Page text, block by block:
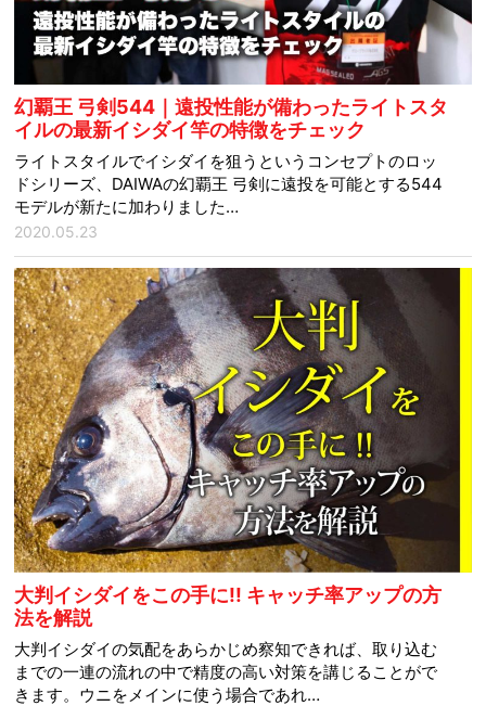
幻覇王 弓剣544｜遠投性能が備わったライトスタ
イルの最新イシダイ竿の特徴をチェック
ライトスタイルでイシダイを狙うというコンセプトのロッ
ドシリーズ、DAIWAの幻覇王 弓剣に遠投を可能とする544
モデルが新たに加わりました…
2020.05.23
大判イシダイをこの手に!! キャッチ率アップの方
法を解説
大判イシダイの気配をあらかじめ察知できれば、取り込む
までの一連の流れの中で精度の高い対策を講じることがで
きます。ウニをメインに使う場合であれ…